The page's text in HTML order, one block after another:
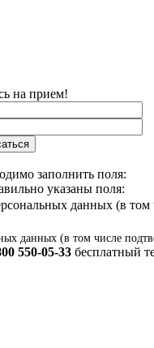
на прием!
заполнить поля:
указаны поля:
данных (в
данных (в том числе
550-05-33 бесплатный